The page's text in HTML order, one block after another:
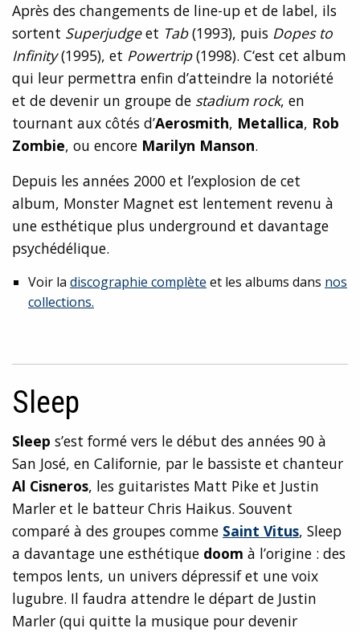
Après des changements de line-up et de label, ils
sortent Superjudgeet Tab(1993), puis Dopes to
Infinity(1995), et Powertrip(1998). C‘est cet album
qui leur permettra enfin d’atteindre la notoriété
et de devenir un groupe de stadium rock, en
tournant aux côtés d’Aerosmith, Metallica, Rob
Zombie, ou encore Marilyn Manson.
Depuis les années 2000 et l’explosion de cet
album, Monster Magnet est lentement revenu à
une esthétique plus underground et davantage
psychédélique.
Voir la discographie complète et les albums dans nos
collections.
Sleep
Sleep s’est formé vers le début des années 90 à
San José, en Californie, par le bassiste et chanteur
Al Cisneros, les guitaristes Matt Pike et Justin
Marler et le batteur Chris Haikus. Souvent
comparé à des groupes comme Saint Vitus, Sleep
a davantage une esthétique doom à l’origine : des
tempos lents, un univers dépressif et une voix
lugubre. Il faudra attendre le départ de Justin
Marler (qui quitte la musique pour devenir